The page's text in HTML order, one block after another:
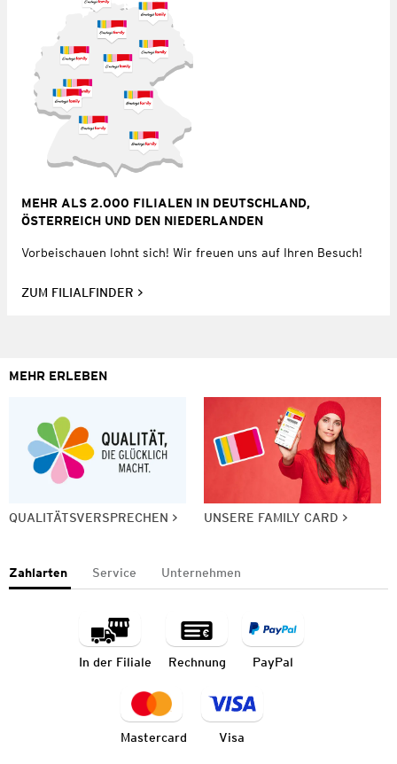
MEHR ALS 2.000 FILIALEN IN DEUTSCHLAND,
ÖSTERREICH UND DEN NIEDERLANDEN
Vorbeischauen lohnt sich! Wir freuen uns auf Ihren Besuch!
ZUM FILIALFINDER
MEHR ERLEBEN
QUALITÄTSVERSPRECHEN UNSERE FAMILY CARD
Zahlarten Service Unternehmen
In der Filiale Rechnung PayPal
Mastercard Visa